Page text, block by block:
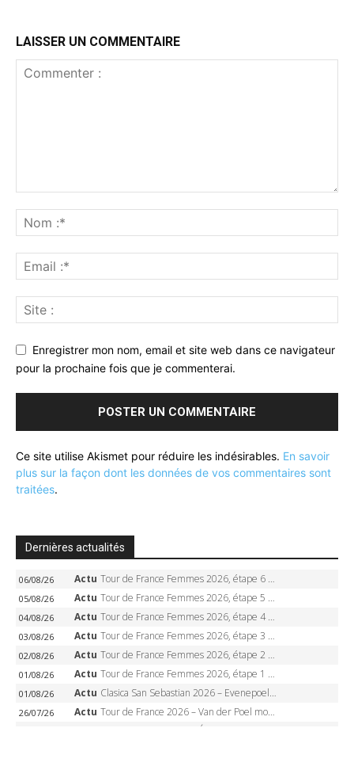
LAISSER UN COMMENTAIRE
Enregistrer mon nom, email et site web dans ce navigateur
pour la prochaine fois que je commenterai.
Ce site utilise Akismet pour réduire les indésirables. En savoir
plus sur la façon dont les données de vos commentaires sont
traitées.
Dernières actualités
06/08/26 Actu Tour de France Femmes 2026, étape 6 – Kim Le Court-Pienaar gagne à Tournon, Reusser en jaune
05/08/26 Actu Tour de France Femmes 2026, étape 5 – Demi Vollering gagne à Belleville, Reusser en jaune, Ferrand-Prévot coule
04/08/26 Actu Tour de France Femmes 2026, étape 4 – Marlen Reusser écrase le chrono, Ferrand-Prévot en crise
03/08/26 Actu Tour de France Femmes 2026, étape 3 – Sigrid Haugset en solitaire, 88 km d’échappée, maillot jaune
02/08/26 Actu Tour de France Femmes 2026, étape 2 – Lorena Wiebes doublé à Genève, Markus héroïque, 7e record
01/08/26 Actu Tour de France Femmes 2026, étape 1 – Lorena Wiebes intouchable à Lausanne, premier maillot jaune
01/08/26 Actu Clasica San Sebastian 2026 – Evenepoel recordman, 4e victoire, Carapaz battu au sprint
26/07/26 Actu Tour de France 2026 – Van der Poel monumental à Paris, Pogacar égale le record des cinq sacres
Tour de France 2026 – Étape 21 : Van der Poel, Pogacar, qui succédera à Wout van Aert sur les Champs-Elysées ?